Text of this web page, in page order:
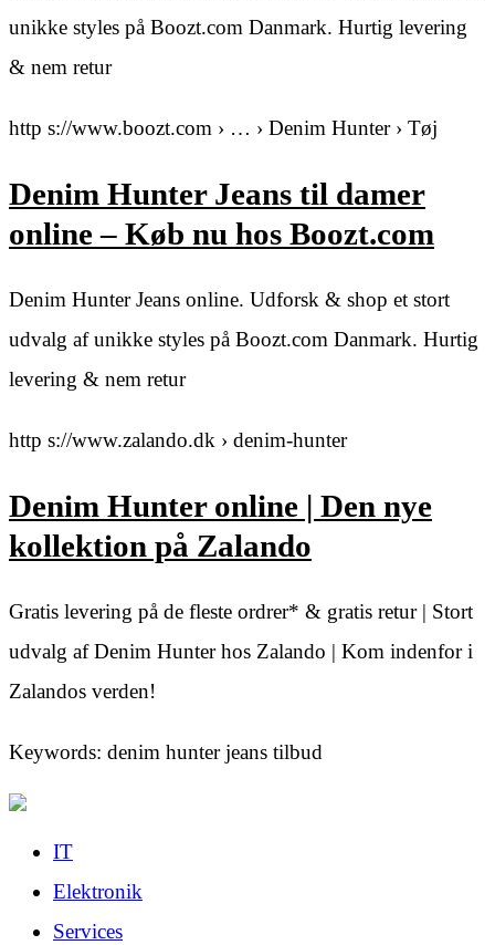
unikke styles på Boozt.com Danmark. Hurtig levering
& nem retur
http s://www.boozt.com › … › Denim Hunter › Tøj
Denim Hunter Jeans til damer
online – Køb nu hos Boozt.com
Denim Hunter Jeans online. Udforsk & shop et stort
udvalg af unikke styles på Boozt.com Danmark. Hurtig
levering & nem retur
http s://www.zalando.dk › denim-hunter
Denim Hunter online | Den nye
kollektion på Zalando
Gratis levering på de fleste ordrer* & gratis retur | Stort
udvalg af Denim Hunter hos Zalando | Kom indenfor i
Zalandos verden!
Keywords: denim hunter jeans tilbud
IT
Elektronik
Services